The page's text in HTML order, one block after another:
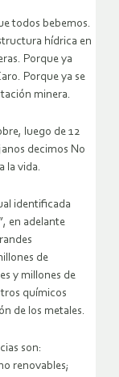
todos bebemos.
hídrica en
Porque ya
Porque ya se
minera.
luego de 12
decimos No
la vida.
identificada
en adelante
de
y millones de
químicos
de los metales.
son:
renovables;